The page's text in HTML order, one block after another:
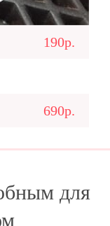
190р.
690р.
для